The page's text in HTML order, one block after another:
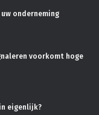
onderneming
voorkomt hoge
eigenlijk?